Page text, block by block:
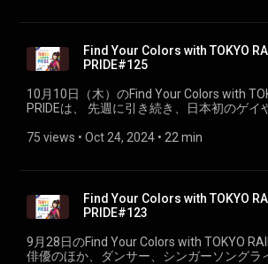
Find Your Colors with TOKYO
PRIDE#125
10月10日（木）のFind Your Colors with
PRIDEは、 先週に引き続き、日本初のゲイ
サー、Taikiさんをお迎えしました！（
75 views • Oct 24, 2024 • 22 min
Find Your Colors with TOKYO
PRIDE#123
9月28日のFind Your Colors with TOKYO
俳優のほか、ダンサー、シンガーソングラ